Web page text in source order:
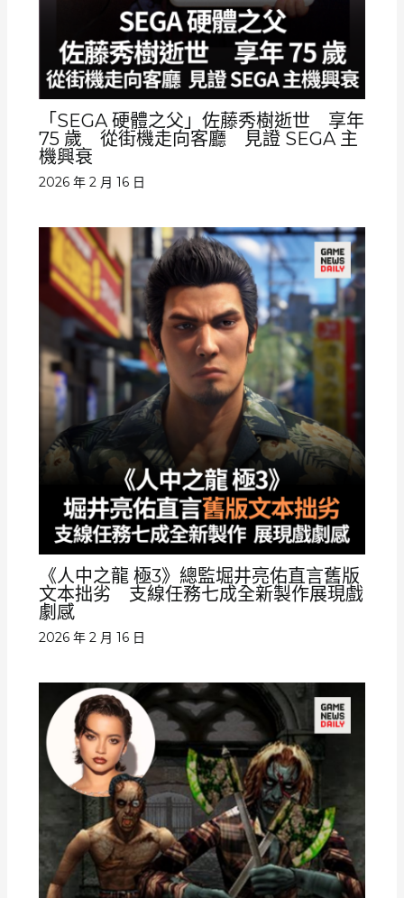
「SEGA 硬體之父」佐藤秀樹逝世 享年
75 歲 從街機走向客廳 見證 SEGA 主
機興衰
2026 年 2 月 16 日
《人中之龍 極3》總監堀井亮佑直言舊版
文本拙劣 支線任務七成全新製作展現戲
劇感
2026 年 2 月 16 日